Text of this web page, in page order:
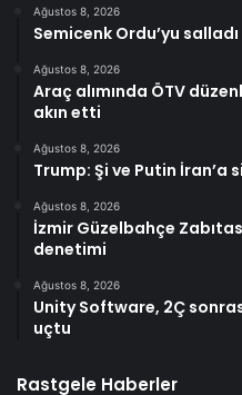
Ağustos 8, 2026
Semicenk Ordu’yu salladı
Ağustos 8, 2026
Araç alımında ÖTV
akın etti
Ağustos 8, 2026
Trump: Şi ve Putin İran’a
Ağustos 8, 2026
İzmir Güzelbahçe
denetimi
Ağustos 8, 2026
Unity Software, 2Ç
uçtu
Rastgele Haberler